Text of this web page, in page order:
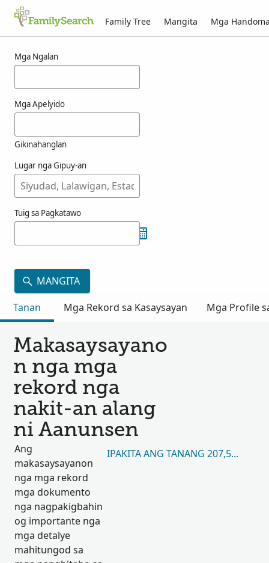
Family Tree Mangita Mga
Mga Ngalan
Mga Apelyido
Gikinahanglan
Lugar nga Gipuy-an
Tuig sa Pagkatawo
MANGITA
Tanan
Mga Rekord sa Kasaysayan Mga Profile
Makasaysayano
n nga mga
rekord nga
nakit-an alang
ni Aanunsen
Ang
makasaysayanon
nga mga rekord
mga dokumento
nga nagpakigbahin
og importante nga
mga detalye
mahitungod sa
IPAKITA ANG TANANG 207,514